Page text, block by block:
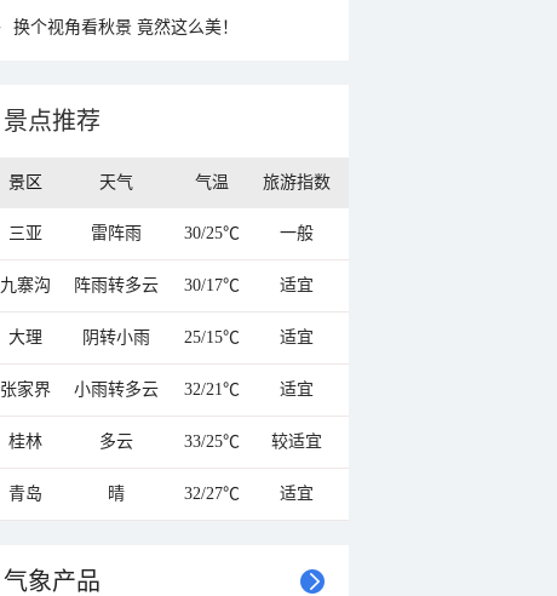
换个视角看秋景 竟然这么美！
景点推荐
景区 天气 气温 旅游指数
三亚 雷阵雨 30/25℃ 一般
九寨沟 阵雨转多云 30/17℃ 适宜
大理 阴转小雨 25/15℃ 适宜
张家界 小雨转多云 32/21℃ 适宜
桂林 多云 33/25℃ 较适宜
青岛 晴 32/27℃ 适宜
气象产品